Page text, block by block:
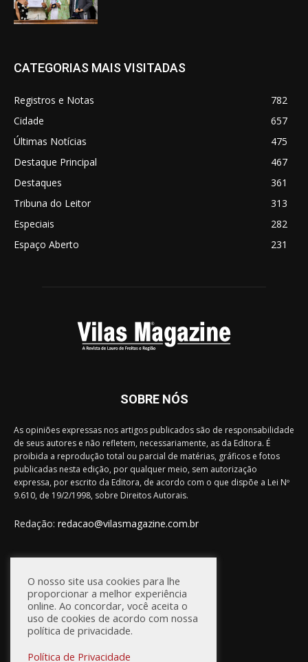
CATEGORIAS MAIS VISITADAS
Registros e Notas
782
Cidade
657
Últimas Notícias
475
Destaque Principal
467
Destaques
361
Tribuna do Leitor
313
Especiais
282
Espaço Aberto
231
SOBRE NÓS
As opiniões expressas nos artigos publicados são de responsabilidade
de seus autores e não refletem, necessariamente, as da Editora. É
proibida a reprodução total ou parcial de matérias, gráficos e fotos
publicadas nesta edição, por qualquer meio, sem autorização
expressa, por escrito da Editora, de acordo com o que dispõe a Lei Nº
9.610, de 19/2/1998, sobre Direitos Autorais.
Redação: redacao@vilasmagazine.com.br
FIQUE CONECTADO
O nosso site usa cookies para lhe
proporcionar a melhor experiência
online. Ao concordar, você aceita o
uso de cookies de acordo com nossa
política de privacidade.
Política de Privacidade